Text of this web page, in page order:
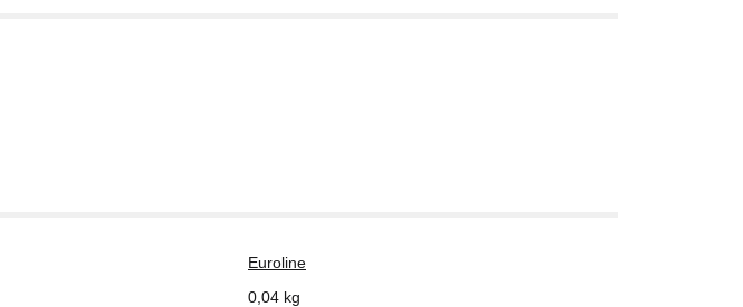
Euroline
0,04 kg